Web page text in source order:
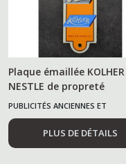
Plaque émaillée KOLHER
NESTLE de propreté
PUBLICITÉS ANCIENNES ET
ALIMENTAIRES
PLUS DE DÉTAILS